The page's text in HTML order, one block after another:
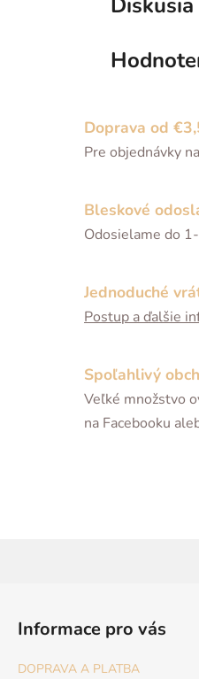
Doprava od
Pre objednávky
Bleskové
Odosielame do
Jednoduché
Postup a ďalšie
Spoľahlivý
Veľké množstvo
na Facebooku
Informace pro vás
DOPRAVA A PLATBA